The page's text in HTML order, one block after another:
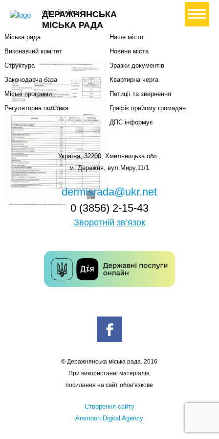
ДЕРАЖНЯНСЬКА
МІСЬКА РАДА
Офіційний сайт+ Створити петицію
Міський голова
Міська рада
Виконавчий комітет
Структура
Законодавча база
Міські програми
Регуляторна політика
Наше місто
Новини міста
Зразки документів
Квартирна черга
Петиції та звернення
Графік прийому громадян
ДПС інформує
Україна, 32200, Хмельницька обл.,
м. Деражня, вул.Миру,11/1
dermisrada@ukr.net
0 (3856) 2-15-43
Зворотній зв’язок
© Деражнянська міська рада. 2016
При використанні матеріалів,
посилання на сайт обов’язкове
Створення сайту
Arsmoon Digital Agency